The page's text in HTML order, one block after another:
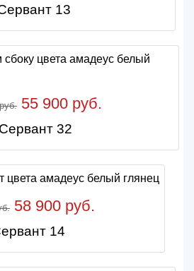
13
55 900 руб.
Сервант 32
58 900 руб.
14